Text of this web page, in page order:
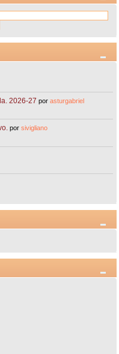
2026-27 porasturgabriel
porsivigliano